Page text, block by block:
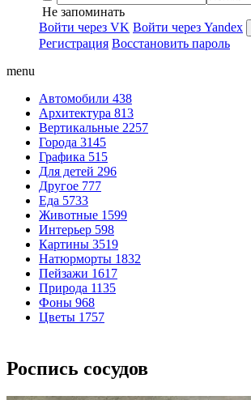
Не запоминать
Войти через VK Войти через Yandex
Регистрация Восстановить пароль
menu
Автомобили 438
Архитектура 813
Вертикальные 2257
Города 3145
Графика 515
Для детей 296
Другое 777
Еда 5733
Животные 1599
Интерьер 598
Картины 3519
Натюрморты 1832
Пейзажи 1617
Природа 1135
Фоны 968
Цветы 1757
Роспись сосудов